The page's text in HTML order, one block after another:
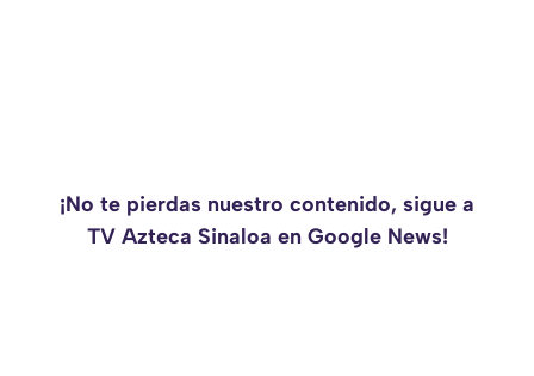
¡No te pierdas nuestro contenido, sigue a
TV Azteca Sinaloa en Google News!